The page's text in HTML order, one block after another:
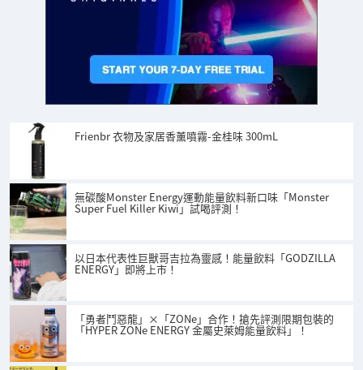
Frienbr 衣物及家居香薰噴霧-金桂味 300mL
無碳酸Monster Energy運動能量飲料新口味「Monster
Super Fuel Killer Kiwi」試喝評測！
以日本代表性巨獸哥吉拉為靈感！能量飲料「GODZILLA
ENERGY」即將上市！
「勇者鬥惡龍」×「ZONe」合作！搶先評測限期包裝的
「HYPER ZONe ENERGY 金屬史萊姆能量飲料」！